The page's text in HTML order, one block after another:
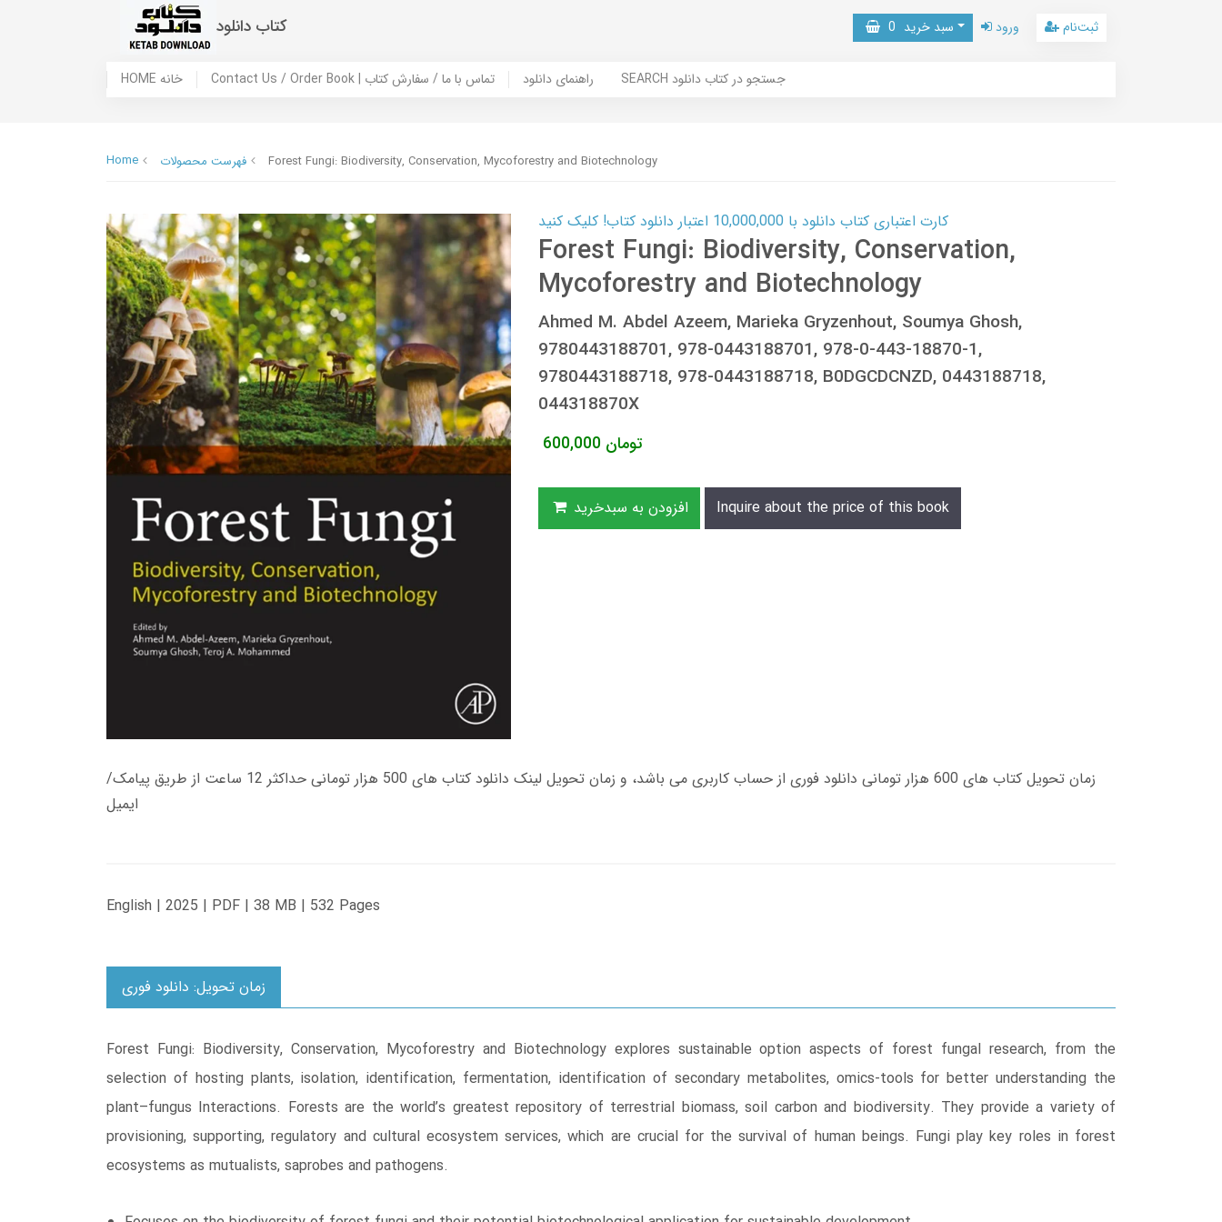
کتاب دانلود سبد خرید 0 ورود ثبت‌نام
HOME خانه Contact Us / Order Book | تماس با ما / سفارش کتاب راهنمای دانلود SEARCH جستجو در کتاب دانلود
Home فهرست محصولات Forest Fungi: Biodiversity, Conservation, Mycoforestry and Biotechnology
کارت اعتباری کتاب دانلود با 10,000,000 اعتبار دانلود کتاب! کلیک کنید
Forest Fungi: Biodiversity, Conservation,
Mycoforestry and Biotechnology
Ahmed M. Abdel Azeem, Marieka Gryzenhout, Soumya Ghosh,
9780443188701, 978-0443188701, 978-0-443-18870-1,
9780443188718, 978-0443188718, B0DGCDCNZD, 0443188718,
044318870X
600,000 تومان
افزودن به سبدخرید Inquire about the price of this book
زمان تحویل کتاب های 600 هزار تومانی دانلود فوری از حساب کاربری می باشد، و زمان تحویل لینک دانلود کتاب های 500 هزار تومانی حداکثر 12 ساعت از طریق پیامک/
ایمیل
English | 2025 | PDF | 38 MB | 532 Pages
زمان تحویل: دانلود فوری
Forest Fungi: Biodiversity, Conservation, Mycoforestry and Biotechnology explores sustainable option aspects of forest fungal research, from the
selection of hosting plants, isolation, identification, fermentation, identification of secondary metabolites, omics-tools for better understanding the
plant–fungus Interactions. Forests are the world’s greatest repository of terrestrial biomass, soil carbon and biodiversity. They provide a variety of
provisioning, supporting, regulatory and cultural ecosystem services, which are crucial for the survival of human beings. Fungi play key roles in forest
ecosystems as mutualists, saprobes and pathogens.